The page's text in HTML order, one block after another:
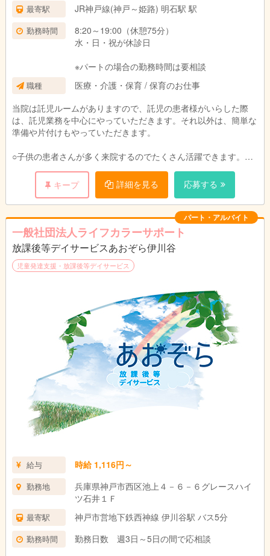
最寄駅 JR神戸線(神戸～姫路) 明石駅 駅
勤務時間
8:20～19:00（休憩75分）
水・日・祝が休診日
※パートの場合の勤務時間は要相談
職種
医療・介護・保育 / 保育のお仕事
当院は託児ルームがありますので、託児の患者様がいらした際
は、託児業務を中心にやっていただきます。それ以外は、簡単な
準備や片付けもやっていただきます。
○子供の患者さんが多く来院するのでたくさん活躍できます。
○院内勉強会、院外研修など充実しています！
○希望者には資格取得のチャンスもあります。
○イベント企画・運用
キープ 詳細を見る 応募する
パート・アルバイト
一般社団法人ライフカラーサポート
放課後等デイサービスあおぞら伊川谷
児童発達支援・放課後等デイサービス
給与 時給 1,116円～
勤務地
兵庫県神戸市西区池上４－６－６グレースハイ
ツ石井１Ｆ
最寄駅 神戸市営地下鉄西神線 伊川谷駅 バス5分
勤務時間
勤務日数 週3日～5日の間で応相談